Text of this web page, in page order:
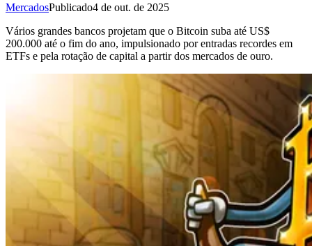
MercadosPublicado4 de out. de 2025
Vários grandes bancos projetam que o Bitcoin suba até US$
200.000 até o fim do ano, impulsionado por entradas recordes em
ETFs e pela rotação de capital a partir dos mercados de ouro.